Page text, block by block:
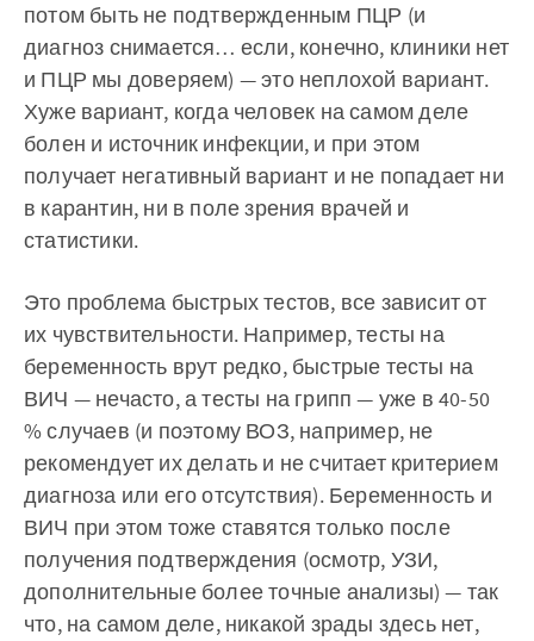
потом быть не подтвержденным ПЦР (и
диагноз снимается… если, конечно, клиники нет
и ПЦР мы доверяем) — это неплохой вариант.
Хуже вариант, когда человек на самом деле
болен и источник инфекции, и при этом
получает негативный вариант и не попадает ни
в карантин, ни в поле зрения врачей и
статистики.
Это проблема быстрых тестов, все зависит от
их чувствительности. Например, тесты на
беременность врут редко, быстрые тесты на
ВИЧ — нечасто, а тесты на грипп — уже в 40-50
% случаев (и поэтому ВОЗ, например, не
рекомендует их делать и не считает критерием
диагноза или его отсутствия). Беременность и
ВИЧ при этом тоже ставятся только после
получения подтверждения (осмотр, УЗИ,
дополнительные более точные анализы) — так
что, на самом деле, никакой зрады здесь нет,